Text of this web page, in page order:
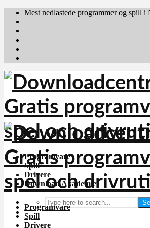
Mest nedlastede programmer og spill i
Programvare
Spill
Drivere
Download Akademiet
Programvare
Spill
Drivere